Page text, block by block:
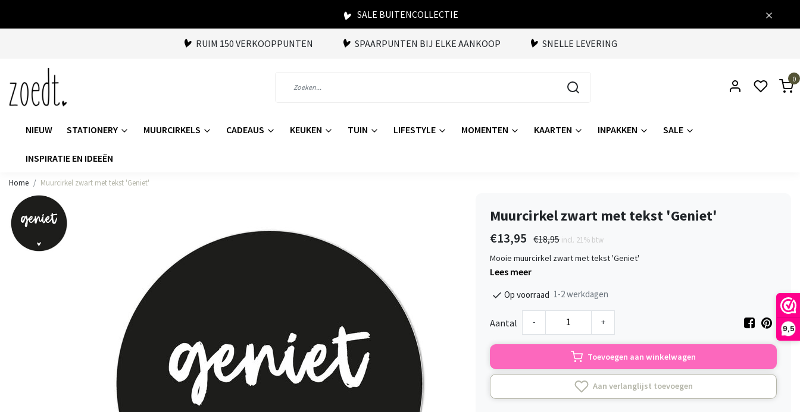
9,5
SALE BUITENCOLLECTIE
RUIM 150 VERKOOPPUNTEN SPAARPUNTEN BIJ ELKE AANKOOP SNELLE LEVERING
0
NIEUW STATIONERY MUURCIRKELS CADEAUS KEUKEN TUIN LIFESTYLE MOMENTEN KAARTEN INPAKKEN SALE
INSPIRATIE EN IDEEËN
Home Muurcirkel zwart met tekst 'Geniet'
Muurcirkel zwart met tekst 'Geniet'
€13,95 €18,95 incl. 21% btw
Mooie muurcirkel zwart met tekst 'Geniet'
Lees meer
Op voorraad 1-2 werkdagen
Aantal - +
Toevoegen aan winkelwagen
Aan verlanglijst toevoegen